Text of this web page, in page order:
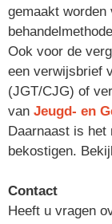
gemaakt worden
Ook voor de
een verwijsbrief
(JGT/CJG) of
van Jeugd- en
Daarnaast is het
bekostigen.
Contact
Heeft u vragen